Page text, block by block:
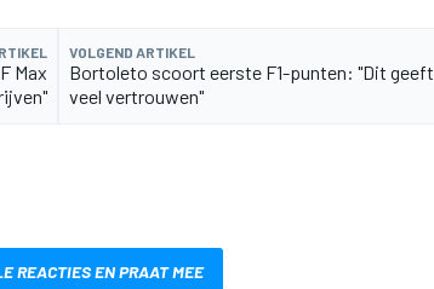
Max
VOLGEND ARTIKEL
Bortoleto scoort eerste F1-punten: "Dit geeft
veel vertrouwen"
REACTIES EN PRAAT MEE